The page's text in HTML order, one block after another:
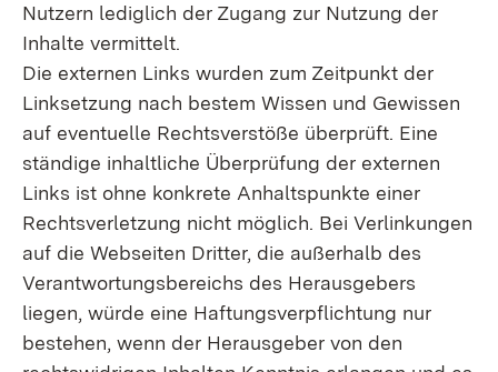
Nutzern lediglich der Zugang zur Nutzung der
Inhalte vermittelt.
Die externen Links wurden zum Zeitpunkt der
Linksetzung nach bestem Wissen und Gewissen
auf eventuelle Rechtsverstöße überprüft. Eine
ständige inhaltliche Überprüfung der externen
Links ist ohne konkrete Anhaltspunkte einer
Rechtsverletzung nicht möglich. Bei Verlinkungen
auf die Webseiten Dritter, die außerhalb des
Verantwortungsbereichs des Herausgebers
liegen, würde eine Haftungsverpflichtung nur
bestehen, wenn der Herausgeber von den